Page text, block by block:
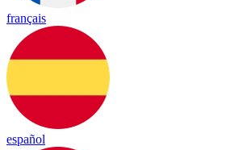
français
español